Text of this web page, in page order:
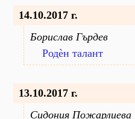
14.10.2017 г.
Борислав Гърдев
Родèн талант
13.10.2017 г.
Сидония Пожарлиева